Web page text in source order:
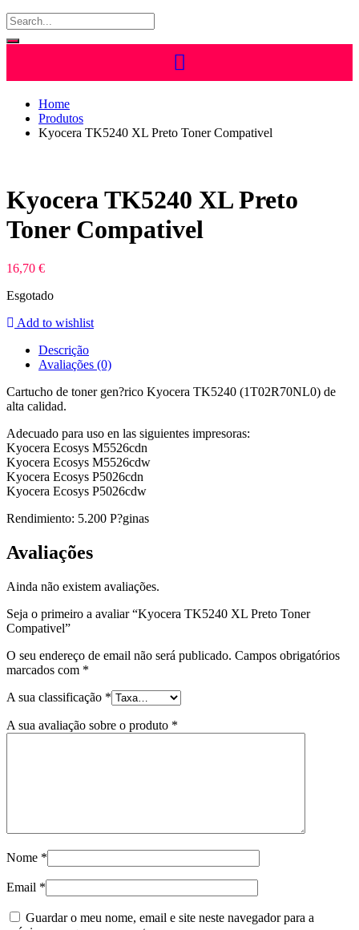
Home
Produtos
Kyocera TK5240 XL Preto Toner Compativel
Kyocera TK5240 XL Preto
Toner Compativel
16,70 €
Esgotado
Add to wishlist
Descrição
Avaliações (0)
Cartucho de toner gen?rico Kyocera TK5240 (1T02R70NL0) de
alta calidad.
Adecuado para uso en las siguientes impresoras:
Kyocera Ecosys M5526cdn
Kyocera Ecosys M5526cdw
Kyocera Ecosys P5026cdn
Kyocera Ecosys P5026cdw
Rendimiento: 5.200 P?ginas
Avaliações
Ainda não existem avaliações.
Seja o primeiro a avaliar “Kyocera TK5240 XL Preto Toner
Compativel”
O seu endereço de email não será publicado. Campos obrigatórios
marcados com *
A sua classificação *
A sua avaliação sobre o produto *
Nome *
Email *
Guardar o meu nome, email e site neste navegador para a